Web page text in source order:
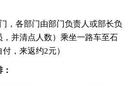
各部门由部门负责人或部长负
并清点人数）乘坐一路车至石
，来返约2元）